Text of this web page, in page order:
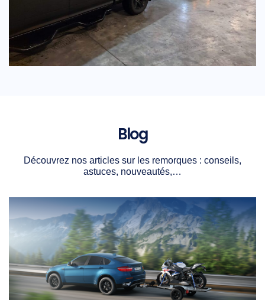
Blog
Découvrez nos articles sur les remorques : conseils,
astuces, nouveautés,…